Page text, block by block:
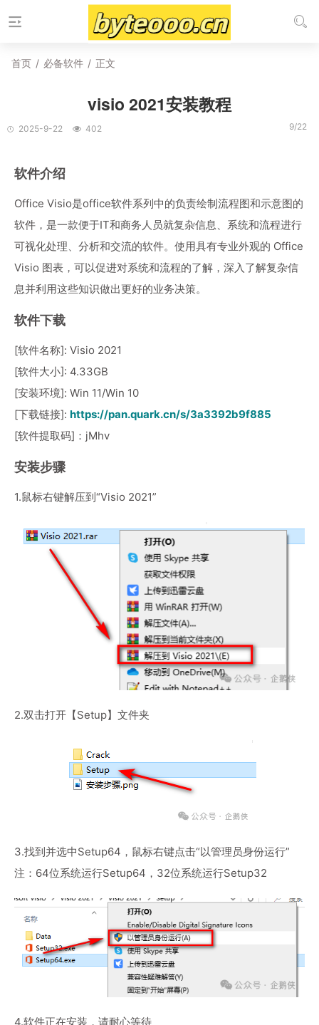
首页 / 必备软件 / 正文
visio 2021安装教程
2025-9-22 402 9/22
软件介绍
Office Visio是office软件系列中的负责绘制流程图和示意图的
软件，是一款便于IT和商务人员就复杂信息、系统和流程进行
可视化处理、分析和交流的软件。使用具有专业外观的 Office
Visio 图表，可以促进对系统和流程的了解，深入了解复杂信
息并利用这些知识做出更好的业务决策。
软件下载
[软件名称]: Visio 2021
[软件大小]: 4.33GB
[安装环境]: Win 11/Win 10
[下载链接]: https://pan.quark.cn/s/3a3392b9f885
[软件提取码]：jMhv
安装步骤
1.鼠标右键解压到“Visio 2021”
2.双击打开【Setup】文件夹
3.找到并选中Setup64，鼠标右键点击“以管理员身份运行”
注：64位系统运行Setup64，32位系统运行Setup32
4.软件正在安装，请耐心等待